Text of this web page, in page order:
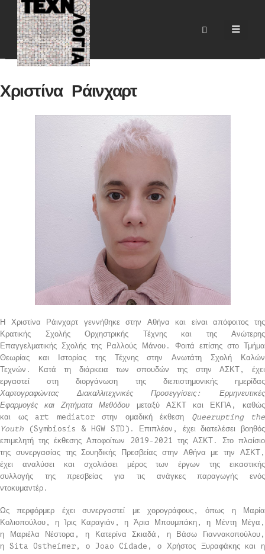
Χριστίνα Ράινχαρτ
HOME BLOG
Χριστίνα Ράινχαρτ
Η Χριστίνα Ράινχαρτ γεννήθηκε στην Αθήνα και είναι απόφοιτος της
Κρατικής Σχολής Ορχηστρικής Τέχνης και της Ανώτερης
Επαγγελματικής Σχολής της Ραλλούς Μάνου. Φοιτά επίσης στο Τμήμα
Θεωρίας και Ιστορίας της Τέχνης στην Ανωτάτη Σχολή Καλών
Τεχνών. Κατά τη διάρκεια των σπουδών της στην ΑΣΚΤ, έχει
εργαστεί στη διοργάνωση της διεπιστημονικής ημερίδας
Χαρτογραφώντας Διακαλλιτεχνικές Προσεγγίσεις: Ερμηνευτικές
Εφαρμογές και Ζητήματα Μεθόδου μεταξύ ΑΣΚΤ και ΕΚΠΑ, καθώς
και ως art mediator στην ομαδική έκθεση Queerupting
the
Youth (Symbiosis & HGW STD). Επιπλέον, έχει διατελέσει βοηθός
επιμελητή της έκθεσης Αποφοίτων 2019-2021 της ΑΣΚΤ. Στο πλαίσιο
της συνεργασίας της Σουηδικής Πρεσβείας στην Αθήνα με την ΑΣΚΤ,
έχει αναλύσει και σχολιάσει μέρος των έργων της εικαστικής
συλλογής της πρεσβείας για τις ανάγκες παραγωγής ενός
ντοκυμαντέρ.
Ως περφόρμερ έχει συνεργαστεί με χορογράφους, όπως η Μαρία
Κολιοπούλου, η Ίρις Καραγιάν, η Άρια Μπουμπάκη, η Μέντη Μέγα,
η Μαριέλα Νέστορα, η Κατερίνα Σκιαδά, η Βάσω Γιαννακοπούλου,
η Sita Ostheimer, ο Joao Cidade, ο Χρήστος Ξυραφάκης και η